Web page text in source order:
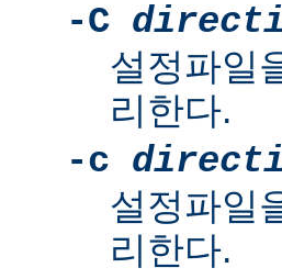
-C
설정파일
리한다.
-c
설정파일
리한다.